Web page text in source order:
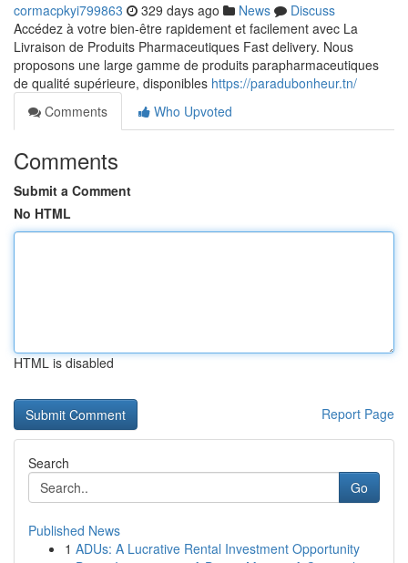
cormacpkyi799863 329 days ago News
Discuss
Accédez à votre bien-être rapidement et facilement avec La
Livraison de Produits Pharmaceutiques Fast delivery. Nous
proposons une large gamme de produits parapharmaceutiques
de qualité supérieure, disponibles https://paradubonheur.tn/
Comments
Who Upvoted
Comments
Submit a Comment
No HTML
HTML is disabled
Report Page
Search
Go
Published News
1 ADUs: A Lucrative Rental Investment Opportunity